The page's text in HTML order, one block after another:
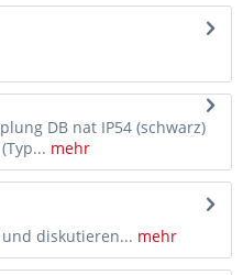
DB nat IP54 (schwarz)
mehr
diskutieren... mehr